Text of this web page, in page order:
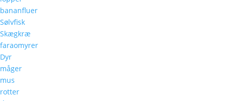
bananfluer
Sølvfisk
Skægkræ
faraomyrer
Dyr
måger
mus
rotter